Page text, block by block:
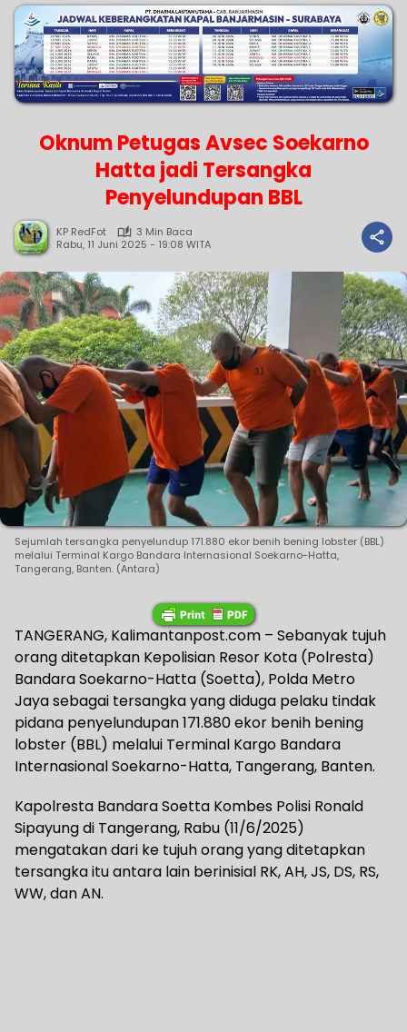
Oknum Petugas Avsec Soekarno
Hatta jadi Tersangka
Penyelundupan BBL
KP RedFot
3 Min Baca
Rabu, 11 Juni 2025 - 19:08 WITA
Sejumlah tersangka penyelundup 171.880 ekor benih bening lobster (BBL)
melalui Terminal Kargo Bandara Internasional Soekarno-Hatta,
Tangerang, Banten. (Antara)
TANGERANG, Kalimantanpost.com – Sebanyak tujuh
orang ditetapkan Kepolisian Resor Kota (Polresta)
Bandara Soekarno-Hatta (Soetta), Polda Metro
Jaya sebagai tersangka yang diduga pelaku tindak
pidana penyelundupan 171.880 ekor benih bening
lobster (BBL) melalui Terminal Kargo Bandara
Internasional Soekarno-Hatta, Tangerang, Banten.
Kapolresta Bandara Soetta Kombes Polisi Ronald
Sipayung di Tangerang, Rabu (11/6/2025)
mengatakan dari ke tujuh orang yang ditetapkan
tersangka itu antara lain berinisial RK, AH, JS, DS, RS,
WW, dan AN.